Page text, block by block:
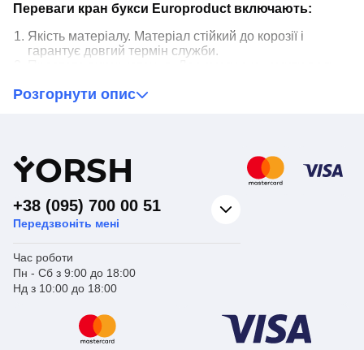
Переваги кран букси Europroduct включають:
Якість матеріалу. Матеріал стійкий до корозії і
гарантує довгий термін служби.
системи.
☝ Зверніться до нас зараз і покращіть
функціональність вашої системи водопостачання з
кран буксою Europroduct KB-008-RR.
Розгорнути опис
YORSH
+38 (095) 700 00 51
Передзвоніть мені
Час роботи
Пн - Сб з 9:00 до 18:00
Нд з 10:00 до 18:00